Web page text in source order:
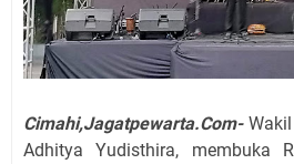
Cimahi,Jagatpewarta.Com-
Adhitya Yudisthira, membuka